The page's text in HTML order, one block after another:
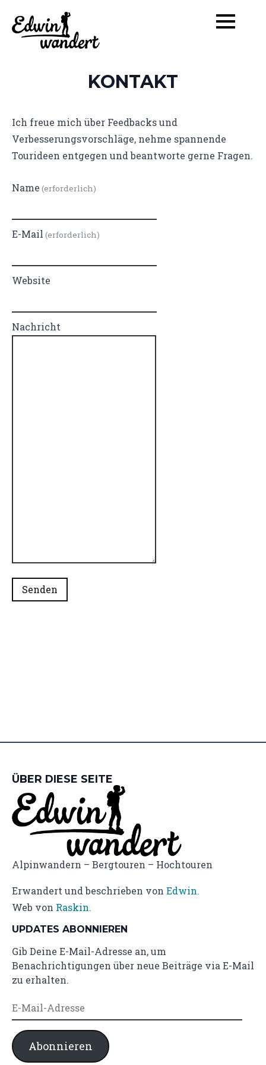
KONTAKT
Ich freue mich über Feedbacks und
Verbesserungsvorschläge, nehme spannende
Tourideen entgegen und beantworte gerne Fragen.
Name (erforderlich)
E-Mail (erforderlich)
Website
Nachricht
Senden
ÜBER DIESE SEITE
Alpinwandern – Bergtouren – Hochtouren
Erwandert und beschrieben von Edwin.
Web von Raskin.
UPDATES ABONNIEREN
Gib Deine E-Mail-Adresse an, um
Benachrichtigungen über neue Beiträge via E-Mail
zu erhalten.
E-
Mail-
Adresse
Abonnieren